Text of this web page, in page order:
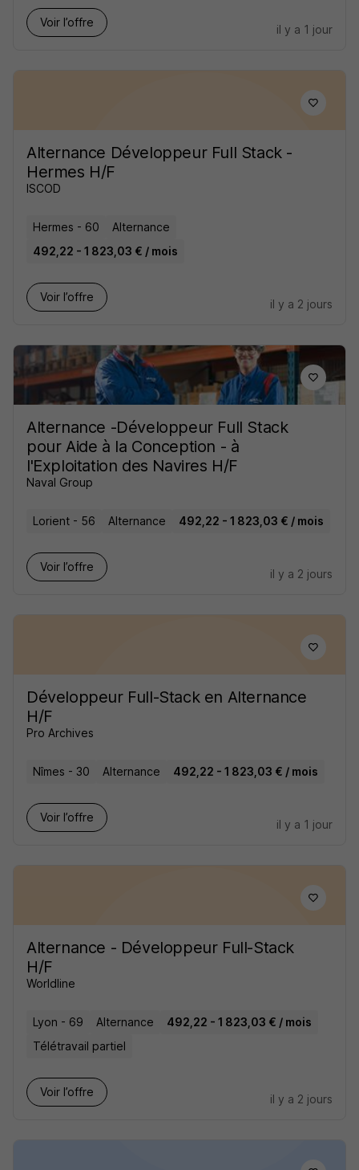
Voir l’offre
il y a 1 jour
Alternance Développeur Full Stack -
Hermes H/F
ISCOD
Hermes - 60
Alternance
492,22 - 1 823,03 € / mois
Voir l’offre
il y a 2 jours
Alternance -Développeur Full Stack
pour Aide à la Conception - à
l'Exploitation des Navires H/F
Naval Group
Lorient - 56 Alternance 492,22 - 1 823,03 € / mois
Voir l’offre
il y a 2 jours
Développeur Full-Stack en Alternance
H/F
Pro Archives
Nîmes - 30 Alternance 492,22 - 1 823,03 € / mois
Voir l’offre
il y a 1 jour
Alternance - Développeur Full-Stack
H/F
Worldline
Lyon - 69 Alternance
492,22 - 1 823,03 € / mois
Télétravail partiel
Voir l’offre
il y a 2 jours